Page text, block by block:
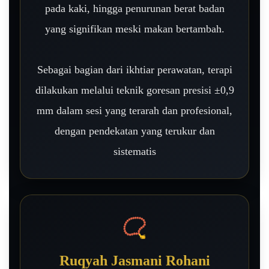
pada kaki, hingga penurunan berat badan
yang signifikan meski makan bertambah.
Sebagai bagian dari ikhtiar perawatan, terapi
dilakukan melalui teknik goresan presisi ±0,9
mm dalam sesi yang terarah dan profesional,
dengan pendekatan yang terukur dan
sistematis
📿
Ruqyah Jasmani Rohani